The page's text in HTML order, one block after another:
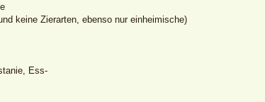
keine Zierarten, ebenso nur einheimische)
Ess-